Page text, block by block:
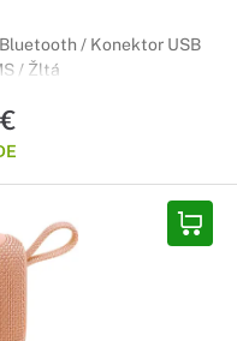
/ Konektor USB
/ Žltá